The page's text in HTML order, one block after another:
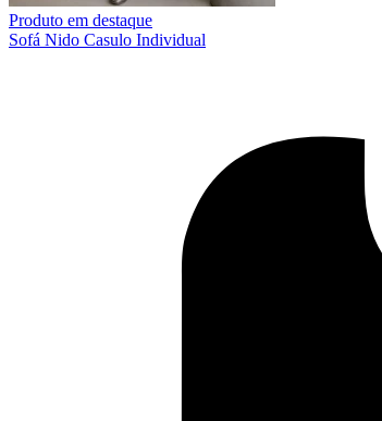
Produto em destaque
Sofá Nido Casulo Individual